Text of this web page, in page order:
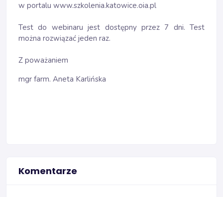
w portalu www.szkolenia.katowice.oia.pl
Test do webinaru jest dostępny przez 7 dni. Test
można rozwiązać jeden raz.
Z poważaniem
mgr farm. Aneta Karlińska
Komentarze